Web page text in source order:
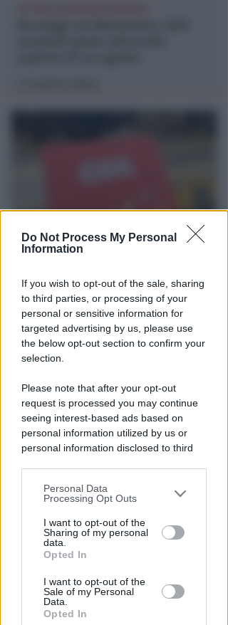
Do Not Process My Personal
Information
If you wish to opt-out of the sale, sharing
to third parties, or processing of your
personal or sensitive information for
targeted advertising by us, please use
the below opt-out section to confirm your
selection.
Please note that after your opt-out
request is processed you may continue
seeing interest-based ads based on
personal information utilized by us or
personal information disclosed to third
You may separately opt-out of the further
disclosure of your personal information
by third parties on the IAB’s list of
downstream participants.
by us to third parties on the IAB’s List of
Downstream Participants that may
further disclose it to other third parties.
Personal Data
Processing Opt Outs
I want to opt-out of the
Sharing of my personal
data.
Opted In
I want to opt-out of the
Sale of my Personal
Data.
Opted In
OSSERVATORIO CGIL INCA
Rimini: +13% nel primo semestre
dell'anno
Redazione
APPROVATO DAL CDA
Dati in crescita nella semestrale
di IEG, stime al rialzo per
l'esercizio 2026
Redazione